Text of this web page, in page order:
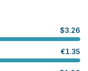
$3.26
€1.35